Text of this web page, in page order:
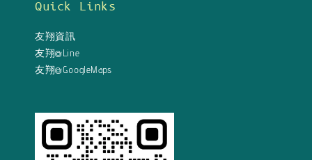
Quick Links
友翔資訊
友翔@Line
友翔@GoogleMaps